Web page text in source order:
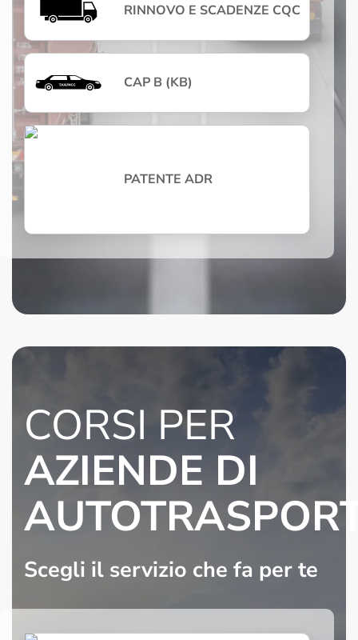
RINNOVO E SCADENZE CQC
CAP B (KB)
PATENTE ADR
CORSI PER
AZIENDE DI
Scegli il servizio che fa per te